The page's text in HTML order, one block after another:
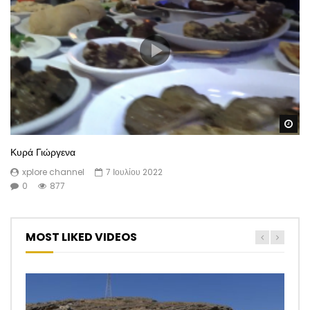
Κυρά Γιώργενα
xplore channel
7 Ιουλίου 2022
0
877
MOST LIKED VIDEOS